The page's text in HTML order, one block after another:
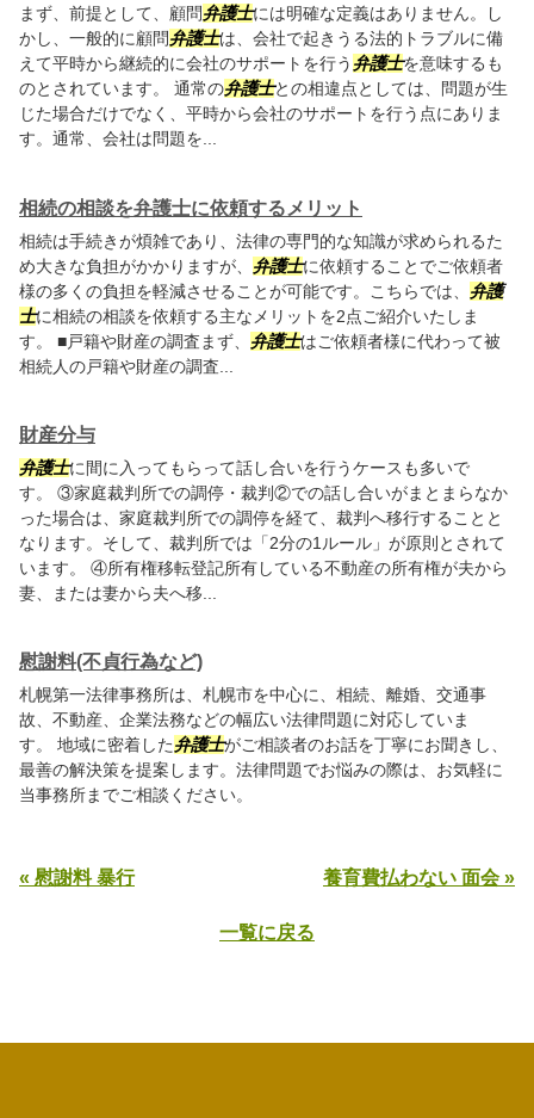
まず、前提として、顧問弁護士には明確な定義はありません。し
かし、一般的に顧問弁護士は、会社で起きうる法的トラブルに備
えて平時から継続的に会社のサポートを行う 弁護士を意味するも
のとされています。 通常の弁護士との相違点としては、問題が生
じた場合だけでなく、平時から会社のサポートを行う点にありま
す。通常、会社は問題を...
相続の相談を弁護士に依頼するメリット
相続は手続きが煩雑であり、法律の専門的な知識が求められるた
め大きな負担がかかりますが、 弁護士に依頼することでご依頼者
様の多くの負担を軽減させることが可能です。こちらでは、 弁護
士に相続の相談を依頼する主なメリットを2点ご紹介いたしま
す。 ■戸籍や財産の調査まず、 弁護士はご依頼者様に代わって被
相続人の戸籍や財産の調査...
財産分与
弁護士に間に入ってもらって話し合いを行うケースも多いで
す。 ③家庭裁判所での調停・裁判②での話し合いがまとまらなか
った場合は、家庭裁判所での調停を経て、裁判へ移行することと
なります。そして、裁判所では「2分の1ルール」が原則とされて
います。 ④所有権移転登記所有している不動産の所有権が夫から
妻、または妻から夫へ移...
慰謝料(不貞行為など)
札幌第一法律事務所は、札幌市を中心に、相続、離婚、交通事
故、不動産、企業法務などの幅広い法律問題に対応していま
す。 地域に密着した弁護士がご相談者のお話を丁寧にお聞きし、
最善の解決策を提案します。法律問題でお悩みの際は、お気軽に
当事務所までご相談ください。
« 慰謝料 暴行 養育費払わない 面会 »
一覧に戻る